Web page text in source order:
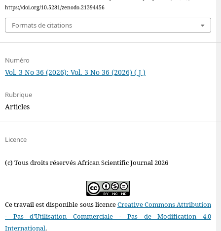
https://doi.org/10.5281/zenodo.21394456
Formats de citations
Numéro
Vol. 3 No 36 (2026): Vol. 3 No 36 (2026) ( J )
Rubrique
Articles
Licence
(c) Tous droits réservés African Scientific Journal 2026
Ce travail est disponible sous licenceCreative Commons Attribution
- Pas d'Utilisation Commerciale - Pas de Modification 4.0
International.